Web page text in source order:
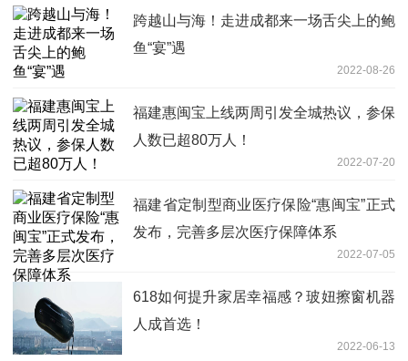
跨越山与海！走进成都来一场舌尖上的鲍
鱼“宴”遇
2022-08-26
福建惠闽宝上线两周引发全城热议，参保
人数已超80万人！
2022-07-20
福建省定制型商业医疗保险“惠闽宝”正式
发布，完善多层次医疗保障体系
2022-07-05
618如何提升家居幸福感？玻妞擦窗机器
人成首选！
2022-06-13